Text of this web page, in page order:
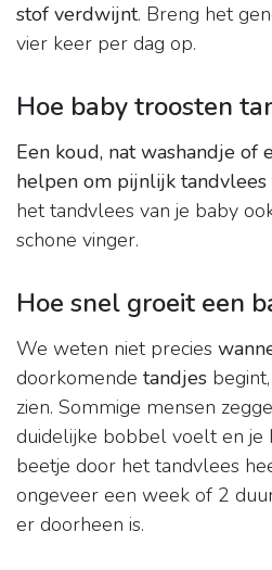
stof verdwijnt. Breng het
vier keer per dag op.
Hoe baby troosten
Een koud, nat washandje of
helpen om pijnlijk tandvlees
het tandvlees van je baby
schone vinger.
Hoe snel groeit een
We weten niet precies
doorkomende tandjes
zien. Sommige mensen
duidelijke bobbel voelt en je
beetje door het tandvlees
ongeveer een week of 2
er doorheen is.